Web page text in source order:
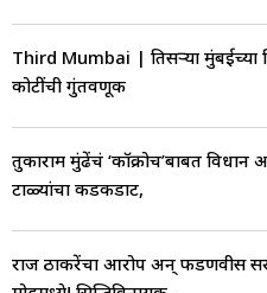
Third Mumbai | तिसऱ्या मुंबईच्या
कोटींची गुंतवणूक
तुकाराम मुंढेंचं ‘कॉक्रोच’बाबत विधान
टाळ्यांचा कडकडाट,
राज ठाकरेंचा आरोप अन् फडणवीस